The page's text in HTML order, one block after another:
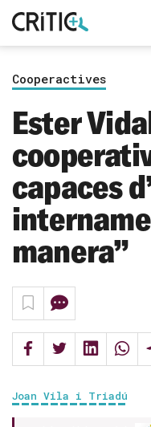
Inicia sessió
Cooperactives
Ester
capaces
manera”
Joan Vila i Triadú